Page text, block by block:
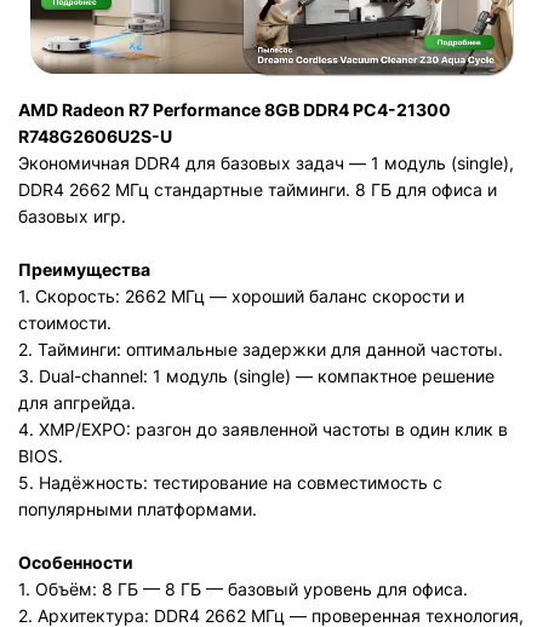
AMD Radeon R7 Performance 8GB DDR4 PC4-21300
R748G2606U2S-U
Экономичная DDR4 для базовых задач — 1 модуль (single),
DDR4 2662 МГц стандартные тайминги. 8 ГБ для офиса и
базовых игр.
Преимущества
1. Скорость: 2662 МГц — хороший баланс скорости и
стоимости.
2. Тайминги: оптимальные задержки для данной частоты.
3. Dual-channel: 1 модуль (single) — компактное решение
для апгрейда.
4. XMP/EXPO: разгон до заявленной частоты в один клик в
BIOS.
5. Надёжность: тестирование на совместимость с
популярными платформами.
Особенности
1. Объём: 8 ГБ — 8 ГБ — базовый уровень для офиса.
2. Архитектура: DDR4 2662 МГц — проверенная технология,